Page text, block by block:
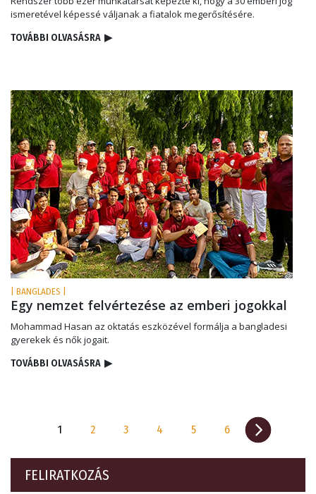
ismeretével képessé váljanak a fiatalok megerősítésére.
TOVÁBBI OLVASÁSRA ▶
| BANGLADES |
Egy nemzet felvértezése az emberi jogokkal
Mohammad Hasan az oktatás eszközével formálja a bangladesi
gyerekek és nők jogait.
TOVÁBBI OLVASÁSRA ▶
1 2 3 4 5 6
FELIRATKOZÁS